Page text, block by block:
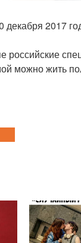
2017
российские
можно жить